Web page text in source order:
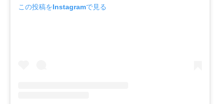
この投稿をInstagramで見る